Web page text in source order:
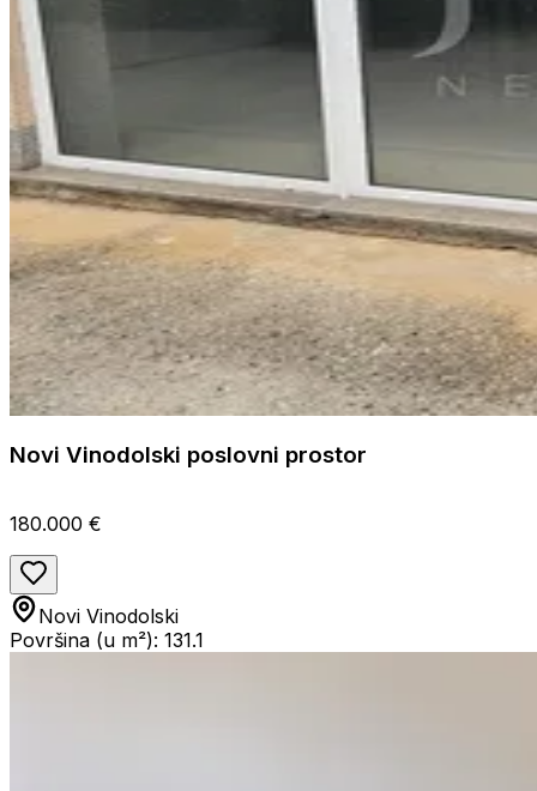
Novi Vinodolski poslovni prostor
180.000 €
Novi Vinodolski
Površina (u m²): 131.1